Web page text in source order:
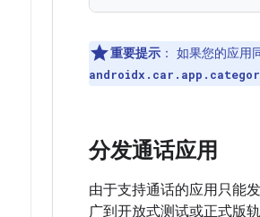
重要提示 ： 如果您的应用
分发通话应用
由于支持通话的应用只能
广到开放式测试或正式版